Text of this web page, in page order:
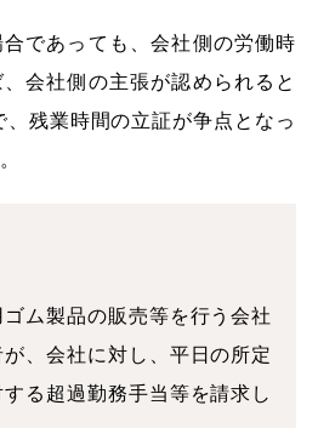
であっても、会社側の労働時
会社側の主張が認められると
残業時間の立証が争点となっ
ム製品の販売等を行う会社
、会社に対し、平日の所定
る超過勤務手当等を請求し